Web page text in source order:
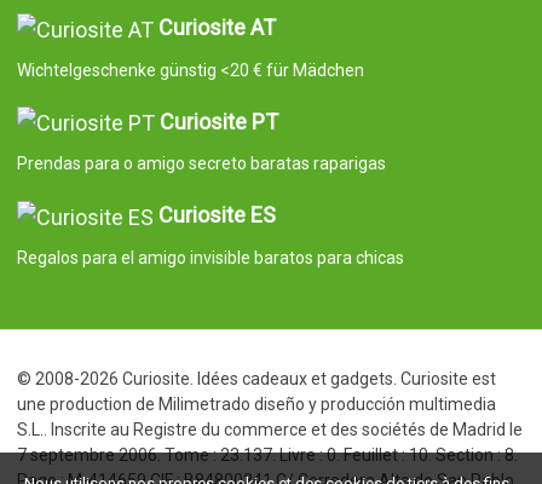
Curiosite AT
Wichtelgeschenke günstig <20 € für Mädchen
Curiosite PT
Prendas para o amigo secreto baratas raparigas
Curiosite ES
Regalos para el amigo invisible baratos para chicas
© 2008-2026 Curiosite. Idées cadeaux et gadgets. Curiosite est
une production de Milimetrado diseño y producción multimedia
S.L.. Inscrite au Registre du commerce et des sociétés de Madrid le
7 septembre 2006. Tome : 23.137. Livre : 0. Feuillet : 10. Section : 8.